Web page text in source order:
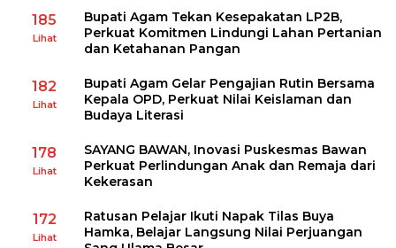
185
Lihat
Bupati Agam Tekan Kesepakatan LP2B,
Perkuat Komitmen Lindungi Lahan Pertanian
dan Ketahanan Pangan
182
Lihat
Bupati Agam Gelar Pengajian Rutin Bersama
Kepala OPD, Perkuat Nilai Keislaman dan
Budaya Literasi
178
Lihat
SAYANG BAWAN, Inovasi Puskesmas Bawan
Perkuat Perlindungan Anak dan Remaja dari
Kekerasan
172
Lihat
Ratusan Pelajar Ikuti Napak Tilas Buya
Hamka, Belajar Langsung Nilai Perjuangan